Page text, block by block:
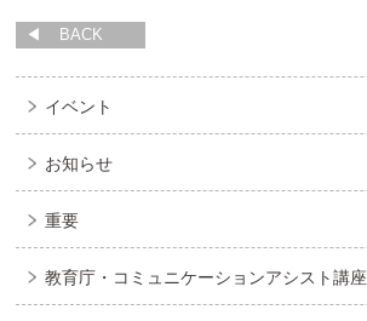
BACK
イベント
お知らせ
重要
教育庁・コミュニケーションアシスト講座